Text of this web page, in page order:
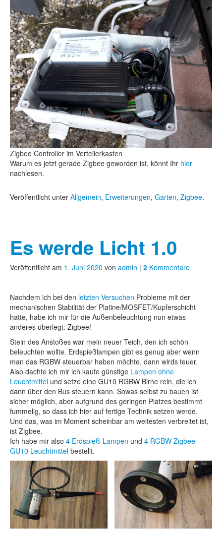
Zigbee Controller im Verteilerkasten
Warum es jetzt gerade Zigbee geworden ist, könnt Ihr hier
nachlesen.
Veröffentlicht unter Allgemein, Erweiterungen, Garten, Zigbee.
Es werde Licht 1.0
Veröffentlicht am 1. Juni 2020 von admin | 2 Kommentare
Nachdem ich bei den letzten Versuchen Probleme mit der
mechanischen Stabilität der Platine/MOSFET/Kupferschicht
hatte, habe ich mir für die Außenbeleuchtung nun etwas
anderes überlegt: Zigbee!
Stein des Anstoßes war mein neuer Teich, den ich schön
beleuchten wollte. Erdspießlampen gibt es genug aber wenn
man das RGBW steuerbar haben möchte, dann wirds teuer.
Also dachte ich mir ich kaufe günstige Lampen ohne
Leuchtmittel und setze eine GU10 RGBW Birne rein, die ich
dann über den Bus steuern kann. Sowas selbst zu bauen ist
sicher möglich, aber aufgrund des geringen Platzes bestimmt
fummelig, so dass ich hier auf fertige Technik setzen werde.
Und das, was im Moment scheinbar am weitesten verbreitet ist,
ist Zigbee.
Ich habe mir also 4 Erdspieß-Lampen und 4 RGBW Zigbee
GU10 Leuchtmittel bestellt.